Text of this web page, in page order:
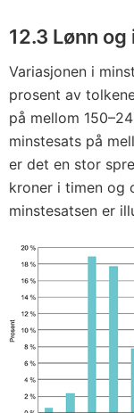
12.3 Lønn
Variasjonen i
prosent av
på mellom
minstesats på
er det en stor
kroner i timen og
minstesatsen er